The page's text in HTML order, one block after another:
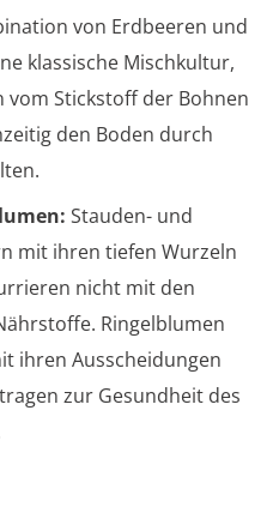
von Erdbeeren und
klassische Mischkultur,
vom Stickstoff der Bohnen
den Boden durch
Stauden- und
mit ihren tiefen Wurzeln
nicht mit den
Ringelblumen
ihren Ausscheidungen
zur Gesundheit des